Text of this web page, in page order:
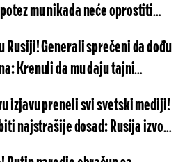
mu nikada neće oprostiti
Rusiji! Generali sprečeni da dođu
Krenuli da mu daju tajni
a onda - šok
izjavu preneli svi svetski mediji!
najstrašije dosad: Rusija izvodi
protiv kojeg odbrana ne